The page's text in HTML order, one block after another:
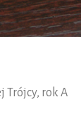
Trójcy, rok A